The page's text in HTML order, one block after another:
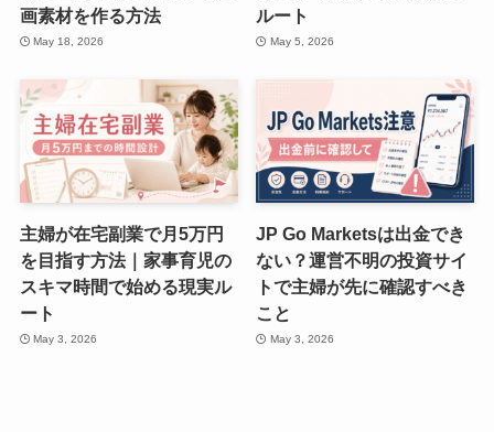
画素材を作る方法
May 18, 2026
ルート
May 5, 2026
主婦が在宅副業で月5万円
を目指す方法｜家事育児の
スキマ時間で始める現実ル
ート
May 3, 2026
JP Go Marketsは出金でき
ない？運営不明の投資サイ
トで主婦が先に確認すべき
こと
May 3, 2026